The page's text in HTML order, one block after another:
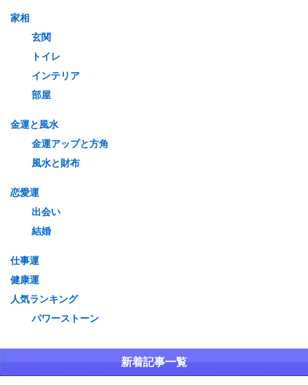
家相
玄関
トイレ
インテリア
部屋
金運と風水
金運アップと方角
風水と財布
恋愛運
出会い
結婚
仕事運
健康運
人気ランキング
パワーストーン
新着記事一覧